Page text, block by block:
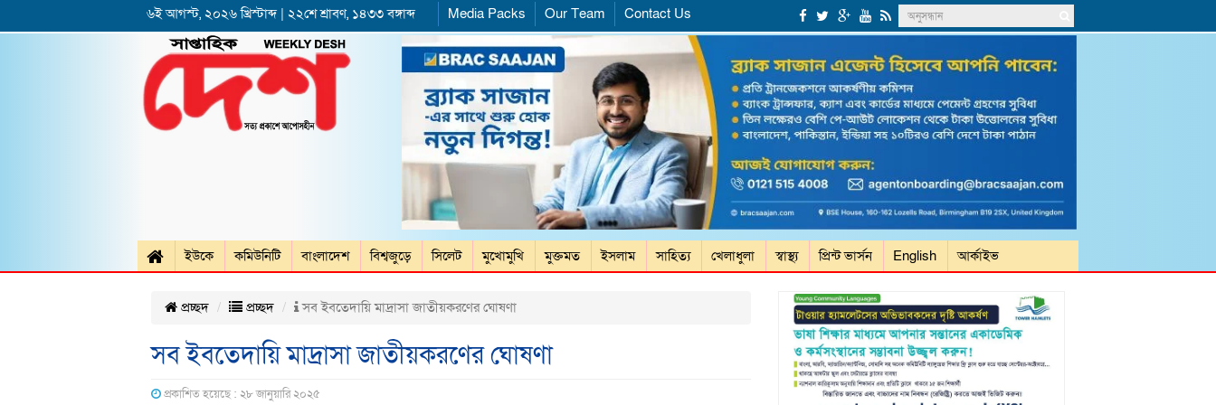
৬ই আগস্ট, ২০২৬ খ্রিস্টাব্দ | ২২শে শ্রাবণ, ১৪৩৩ বঙ্গাব্দ Media Packs Our Team Contact Us
ইউকে কমিউনিটি বাংলাদেশ বিশ্বজুড়ে সিলেট মুখোমুখি মুক্তমত ইসলাম সাহিত্য খেলাধুলা স্বাস্থ্য প্রিন্ট ভার্সন English আর্কাইভ
প্রচ্ছদ প্রচ্ছদ সব ইবতেদায়ি মাদ্রাসা জাতীয়করণের ঘোষণা
সব ইবতেদায়ি মাদ্রাসা জাতীয়করণের ঘোষণা
প্রকাশিত হয়েছে : ২৮ জানুয়ারি ২০২৫